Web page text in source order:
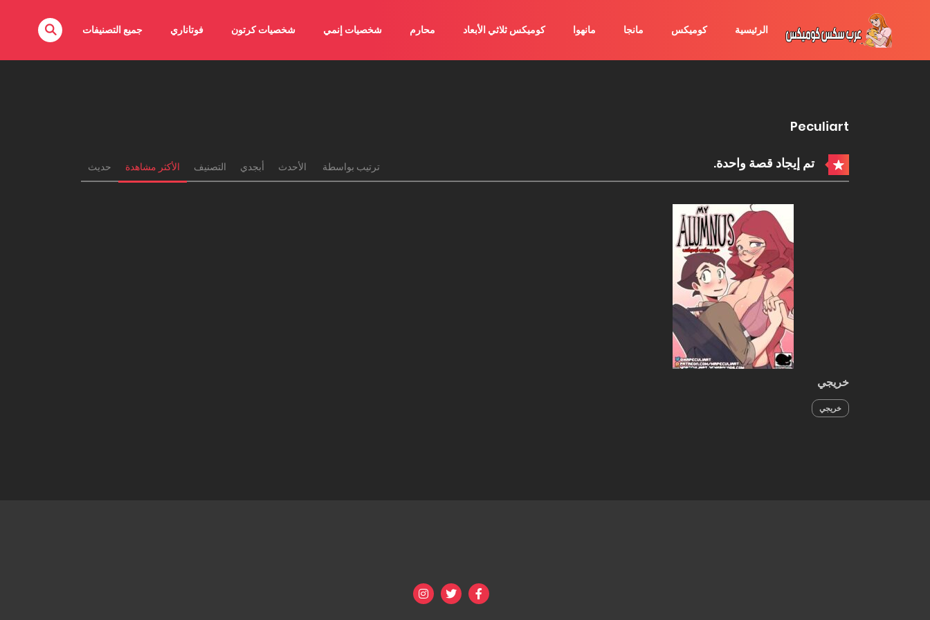
الرئيسية كوميكس مانجا مانهوا كوميكس ثلاثي الأبعاد محارم شخصيات إنمي شخصيات كرتون فوتاناري جميع التصنيفات
Peculiart
تم إيجاد قصة واحدة. ترتيب بواسطة الأحدث أبجدي التصنيف الأكثر مشاهدة حديث
خريجي
خريجي